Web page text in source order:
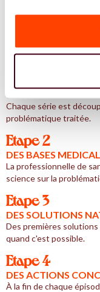
Comment
Reflet ?
Chaque série est
problématique traitée.
Etape 2
DES BASES
La professionnelle de
science sur la
Etape 3
DES SOLUTIONS
Des premières
quand c'est possible.
Etape 4
DES ACTIONS
À la fin de chaque